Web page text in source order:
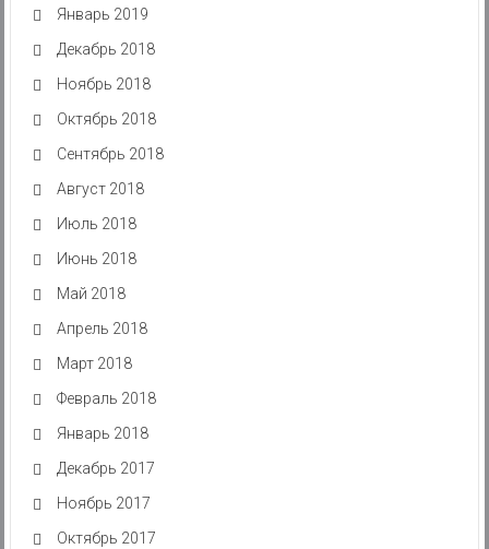
Январь 2019
Декабрь 2018
Ноябрь 2018
Октябрь 2018
Сентябрь 2018
Август 2018
Июль 2018
Июнь 2018
Май 2018
Апрель 2018
Март 2018
Февраль 2018
Январь 2018
Декабрь 2017
Ноябрь 2017
Октябрь 2017